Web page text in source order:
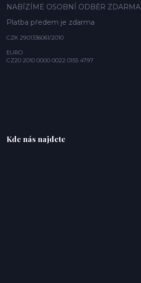
NABÍZÍME OSOBNÍ ODBĚR ZDARMA
Platba předem je zdarma
CZK 2901336061/2010
EURO
CZ20 2010 0000 0022 0155 4797
Kde nás najdete